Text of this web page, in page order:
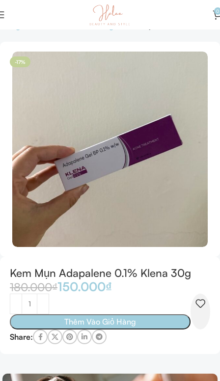
0
Theo nhu cầu dưỡng da Da mụn
-17%
Kem Mụn Adapalene 0.1% Klena 30g
180.000₫150.000₫
Thêm Vào Giỏ Hàng
Share: